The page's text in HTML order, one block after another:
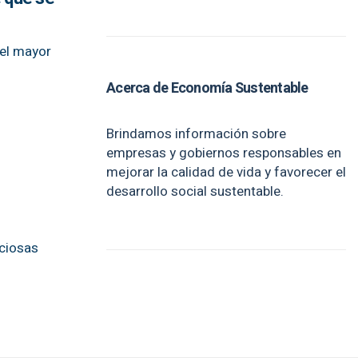
mayor
Acerca de Economía Sustentable
Brindamos información sobre
empresas y gobiernos responsables en
mejorar la calidad de vida y favorecer el
desarrollo social sustentable.